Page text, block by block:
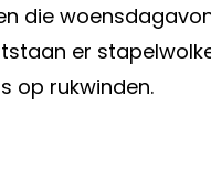
die
er
op rukwinden.